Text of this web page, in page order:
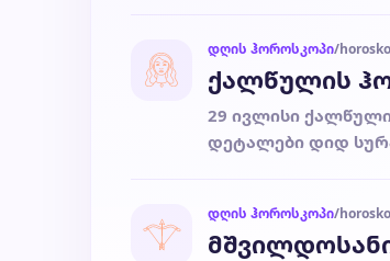
დღის ჰოროსკოპი/
ქალწულის
29 ივლისი
დეტალები დიდ
დღის ჰოროსკოპი/